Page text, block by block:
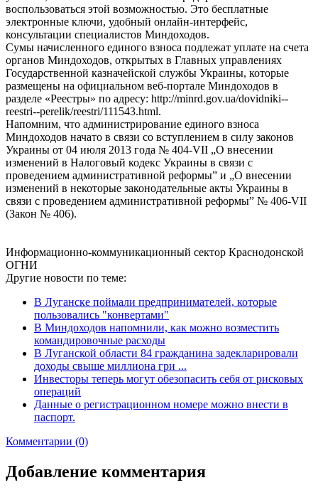
воспользоваться этой возможностью. Это бесплатные
электронные ключи, удобный онлайн-интерфейс,
консультации специалистов Миндоходов.
Сумы начисленного единого взноса подлежат уплате на счета
органов Миндоходов, открытых в Главных управлениях
Государственной казначейской службы Украины, которые
размещены на официальном веб-портале Миндоходов в
разделе «Реестры» по адресу: http://minrd.gov.ua/dovidniki--
reestri--perelik/reestri/111543.html.
Напомним, что администрирование единого взноса
Миндоходов начато в связи со вступлением в силу законов
Украины от 04 июля 2013 года № 404-VII „О внесении
изменений в Налоговый кодекс Украины в связи с
проведением административной реформы” и „О внесении
изменений в некоторые законодательные акты Украины в
связи с проведением административной реформы” № 406-VII
(Закон № 406).
Информационно-коммуникационный сектор Краснодонской
ОГНИ
Другие новости по теме:
В Луганске поймали предпринимателей, которые
пользовались "конвертами"
В Миндоходов напомнили, как можно возместить
командировочные расходы
В Луганской области 84 гражданина задекларировали
доходы свыше миллиона гри ...
Инвесторы теперь могут обезопасить себя от рисковых
операций
Данные о регистрационном номере можно внести в
паспорт.
Комментарии (0)
Добавление комментария